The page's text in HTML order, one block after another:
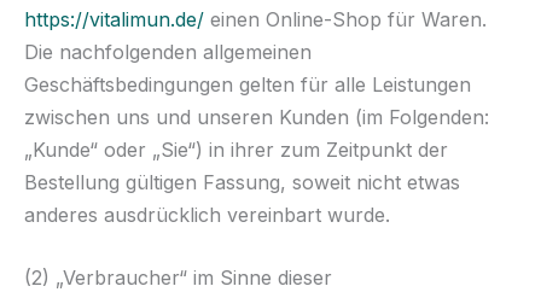
https://vitalimun.de/ einen Online-Shop für Waren.
Die nachfolgenden allgemeinen
Geschäftsbedingungen gelten für alle Leistungen
zwischen uns und unseren Kunden (im Folgenden:
„Kunde“ oder „Sie“) in ihrer zum Zeitpunkt der
Bestellung gültigen Fassung, soweit nicht etwas
anderes ausdrücklich vereinbart wurde.
(2) „Verbraucher“ im Sinne dieser